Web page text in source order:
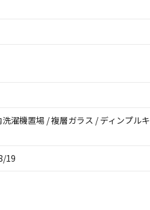
濯機置場 / 複層ガラス / ディンプルキ
19